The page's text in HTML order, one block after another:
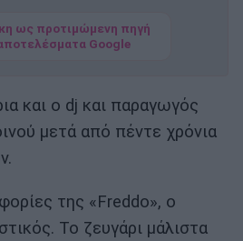
ως προτιμώμενη πηγή
Google
και ο dj και παραγωγός
μετά από πέντε χρόνια
της «Freddo», ο
Το ζευγάρι μάλιστα